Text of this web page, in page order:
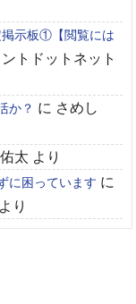
掲示板①【閲覧には
トドットネット
か？ に さめし
太 より
に困っています に
より